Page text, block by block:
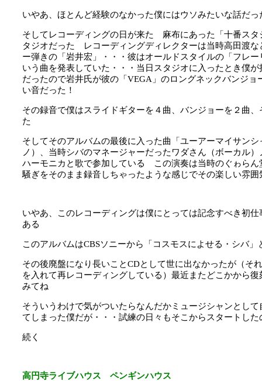
いやあ、ほとんど経験のなかった僕にはウソみたいな話だ
そしてレコーディングの日が来た 麻布にあった「十番ス
タジオだった レコーディングディレクターは当時高田渡な
ー弾きの「岩井宏」・・・彼はオールドスタイルの「フレ
いう曲を発表していた・・・当日スタジオに入ったとき僕
だったので岩井氏が彼の「VEGA」のロングネックバンジ
い音だった！
その録音で僕はスライドギターを４曲、バンジョーを２曲
た
そしてそのアルバムの最後に入った曲「ユーアーマイサン
ノ）、当時シバのマネージャーだったワダさん（ボーカル
ハーモニカと歌で参加している この演奏は当時のぐゎらん
騒ぎをそのまま録音しちゃったような感じでその楽しい雰
いやあ、このレコーディングは僕にとっては記念すべき初
ある
このアルバムはCBSソニーから「コスモスによせる・シバ
その後廃盤になり長いことCDとして世に出なかったが（そ
を入れて再レコーディングしている）最近またどこかから
みてね
そういうわけで気がついたらなんだかミュージシャンとし
てしまった僕だが・・・試練の日々もそこからスタートした
続く
高円寺ライブハウス ペンギンハウス